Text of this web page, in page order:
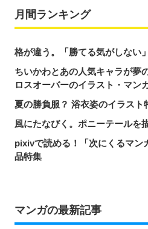
月間ランキング
格が違う。「勝てる気がしない
ちいかわとあの人気キャラが夢
ロスオーバーのイラスト・マン
夏の勝負服？ 浴衣姿のイラスト
風にたなびく。ポニーテールを
pixivで読める！「次にくるマン
品特集
マンガの最新記事